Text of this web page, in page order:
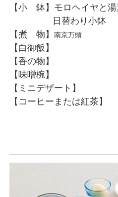
【小 鉢】モロヘイヤと湯
日替わり小鉢
【煮 物】
南京万頭
【白御飯】
【香の物】
【味噌椀】
【ミニデザート】
【コーヒーまたは紅茶】